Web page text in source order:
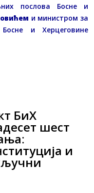
послова Босне и
и министром за
и Херцеговине
БиХ
шест
и